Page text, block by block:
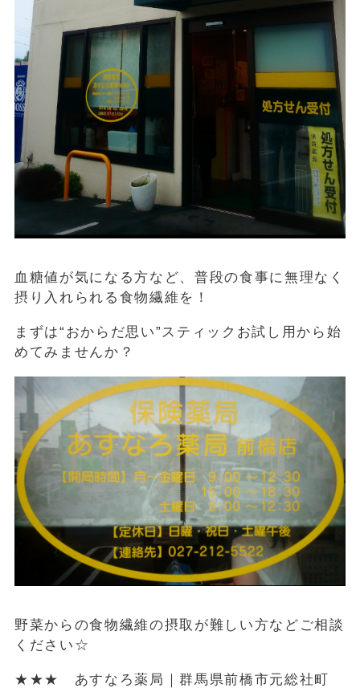
血糖値が気になる方など、普段の食事に無理なく
摂り入れられる食物繊維を！
まずは“おからだ思い”スティックお試し用から始
めてみませんか？
野菜からの食物繊維の摂取が難しい方などご相談
ください☆
★★★ あすなろ薬局｜群馬県前橋市元総社町